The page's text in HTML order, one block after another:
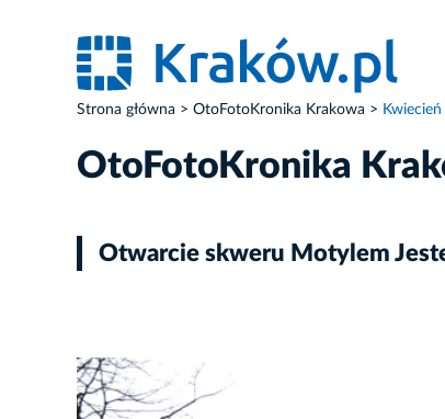
Strona główna OtoFotoKronika Krakowa
OtoFotoKronika
Otwarcie skweru Motylem